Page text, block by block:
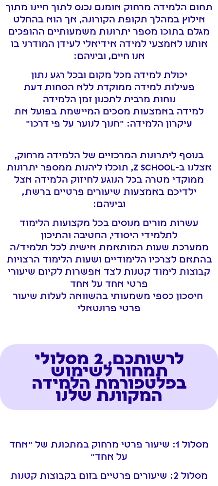
תחום הלמידה מרחוק אומנם נכנס לתוך חיינו מתוך
אילוץ במהלך תקופת הקורונה, אך הוא בהחלט
מגלם בתוכו מספר יתרונות משמעותיים ההופכים
אותנו לאמצעי למידה אידיאלי לעידן המודרני בו
אנו חיים, וביניהם:
יכולת למידה מכל מקום ובכל רגע נתון
פעילות למידה ממוקדת ללא הסחות דעת
נוחות מרבית לתכנון זמן הלמידה
למידה באמצעות מסכים המיישמת בפועל את
עיקרון הלמידה: "חנוך לנוער על פי דרכו"
בנוסף ליתרונות המרכזיים של הלמידה מרחוק,
אצלנו ב-Z SCHOOL, תוכלו ליהנות ממספר יתרונות
ממוקדי מטרה בכל הנוגע לחיזוק הלמידה אצל
ילדיכם באמצעות שיעורים פרטיים ברשת,
וביניהם:
עשרות מורים מנוסים בכל מקצועות הלימוד
לתלמידי היסודי, החטיבה והתיכון
ממערכת שעות המותאמת אישית לכל תלמיד/ה
בהתאם לצרכיו הלימודיים ושעות הלימוד הרצויות
קבוצות לימוד קטנות לצד אפשרות לקיום שיעורי
פרטי אחד על אחד
חיסכון כספי משמעותי בהשוואה לעלות שיעור
פרטי פרונטאלי
לרשותכם, 2 מסלולי
תמחור לשימוש
בפלטפורמת הלמידה
המקוונת שלנו
מסלול 1: שיעור פרטי מרחוק במתכונת של "אחד
על אחד"
מסלול 2: שיעורים פרטיים בזום בקבוצות קטנות